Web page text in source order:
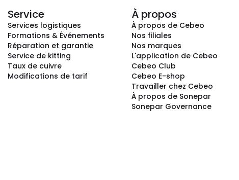
Service
Services logistiques
Formations & Événements
Réparation et garantie
Service de kitting
Taux de cuivre
Modifications de tarif
À propos
À propos de Cebeo
Nos filiales
Nos marques
L'application de Cebeo
Cebeo Club
Cebeo E-shop
Travailler chez Cebeo
À propos de Sonepar
Sonepar Governance